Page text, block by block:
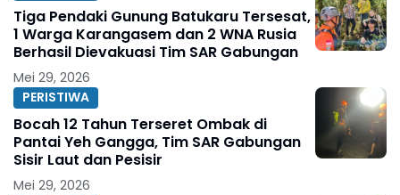
Tiga Pendaki Gunung Batukaru Tersesat,
1 Warga Karangasem dan 2 WNA Rusia
Berhasil Dievakuasi Tim SAR Gabungan
Mei 29, 2026
PERISTIWA
Bocah 12 Tahun Terseret Ombak di
Pantai Yeh Gangga, Tim SAR Gabungan
Sisir Laut dan Pesisir
Mei 29, 2026